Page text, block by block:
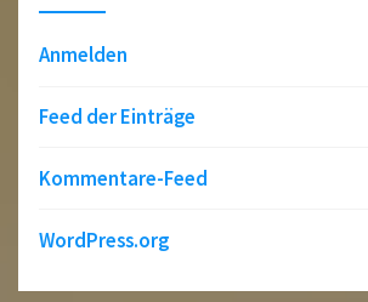
Anmelden
Feed der Einträge
Kommentare-Feed
WordPress.org